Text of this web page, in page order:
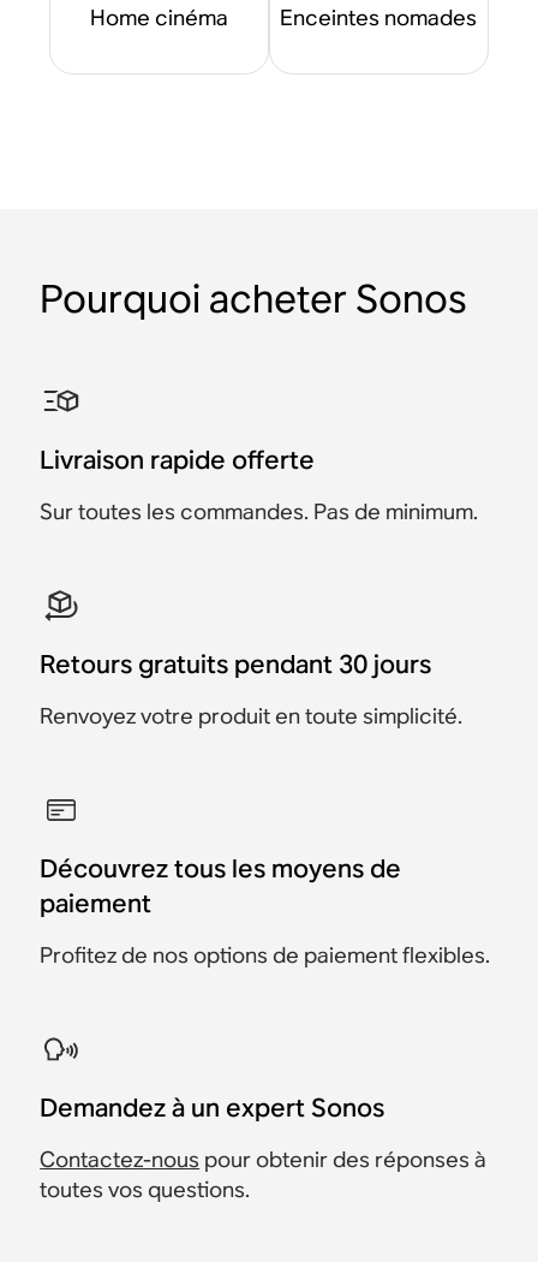
Home cinéma Enceintes nomades
Pourquoi acheter Sonos
Livraison rapide offerte
Sur toutes les commandes. Pas de minimum.
Retours gratuits pendant 30 jours
Renvoyez votre produit en toute simplicité.
Découvrez tous les moyens de
paiement
Profitez de nos options de paiement flexibles.
Demandez à un expert Sonos
Contactez-nous pour obtenir des réponses à
toutes vos questions.